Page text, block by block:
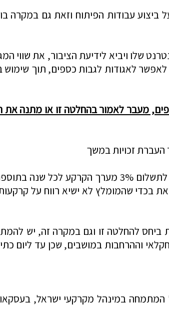
על ביצוע עבודות הפיתוח וזאת גם
שלו ויביא לידיעת הציבור, את שווי
לאגודות לגבות כספים, תוך שימוש
מעבר לאמור בהחלטה זו או מתנה
העברת זכויות במשך
הצמדה ו
בכדי שהמומלץ לא ישיא רווח על
להחלטה זו וגם במקרה זה, יש
וההרחבות במושבים, שכן עד ליום
המתמחה במינהל מקרקעי ישראל,